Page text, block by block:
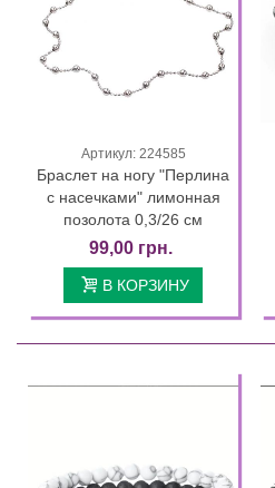
Артикул: 224585
Браслет на ногу "Перлина
с насечками" лимонная
позолота 0,3/26 см
99,00 грн.
В КОРЗИНУ